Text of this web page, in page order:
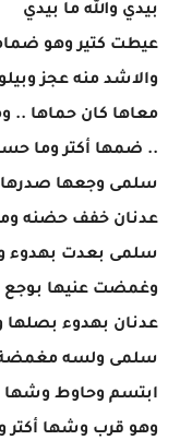
بيدي والله ما بيدي
عيطت كتير وهو
والاشد منه عجز
معاها كان حماها ..
.. ضمها أكتر وما
سلمى وجعها
عدنان خفف حضنه
سلمى بعدت بهدوء
وغمضت عنيها بوجع
عدنان بهدوء
سلمى ولسه مغمضة
ابتسم وحاوط
وهو قرب وشها